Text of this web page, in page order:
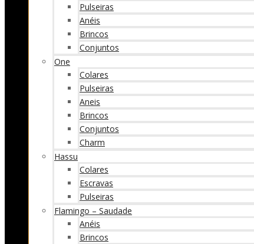
Pulseiras
Anéis
Brincos
Conjuntos
One
Colares
Pulseiras
Aneis
Brincos
Conjuntos
Charm
Hassu
Colares
Escravas
Pulseiras
Flamingo – Saudade
Anéis
Brincos